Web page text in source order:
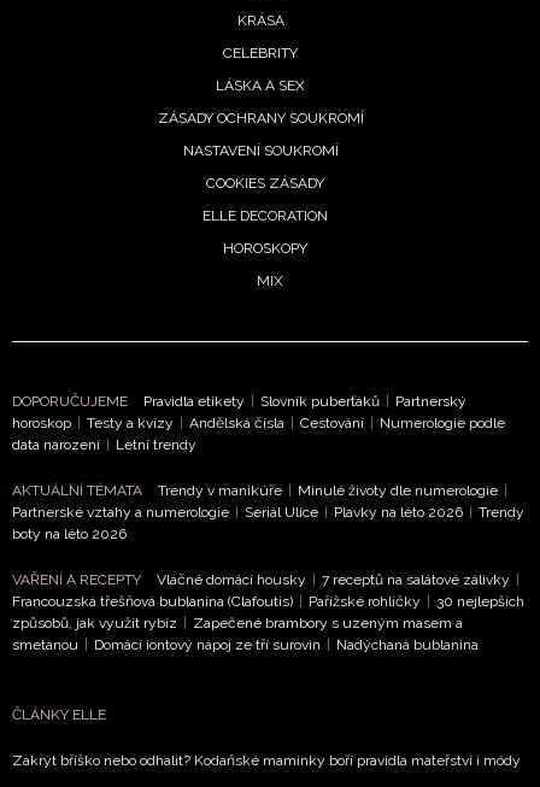
KRÁSA
CELEBRITY
LÁSKA A SEX
ZÁSADY OCHRANY SOUKROMÍ
NASTAVENÍ SOUKROMÍ
COOKIES ZÁSADY
ELLE DECORATION
HOROSKOPY
MIX
DOPORUČUJEME Pravidla etikety | Slovník puberťáků | Partnerský
horoskop | Testy a kvízy | Andělská čísla | Cestování | Numerologie podle
data narození | Letní trendy
AKTUÁLNÍ TÉMATA Trendy v manikúře | Minulé životy dle numerologie |
Partnerské vztahy a numerologie | Seriál Ulice | Plavky na léto 2026 | Trendy
boty na léto 2026
VAŘENÍ A RECEPTY Vláčné domácí housky | 7 receptů na salátové zálivky |
Francouzská třešňová bublanina (Clafoutis) | Pařížské rohlíčky | 30 nejlepších
způsobů, jak využít rybíz | Zapečené brambory s uzeným masem a
smetanou | Domácí iontový nápoj ze tří surovin | Nadýchaná bublanina
ČLÁNKY ELLE
Zakrýt bříško nebo odhalit? Kodaňské maminky boří pravidla mateřství i módy